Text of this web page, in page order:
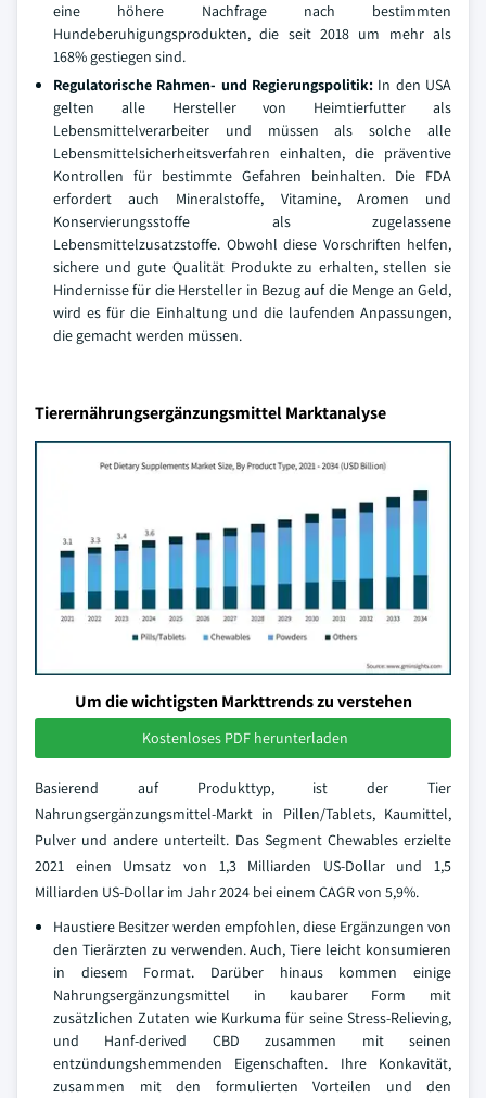
eine höhere Nachfrage nach bestimmten
Hundeberuhigungsprodukten, die seit 2018 um mehr als
168% gestiegen sind.
Regulatorische Rahmen- und Regierungspolitik: In den USA
gelten alle Hersteller von Heimtierfutter als
Lebensmittelverarbeiter und müssen als solche alle
Lebensmittelsicherheitsverfahren einhalten, die präventive
Kontrollen für bestimmte Gefahren beinhalten. Die FDA
erfordert auch Mineralstoffe, Vitamine, Aromen und
Konservierungsstoffe als zugelassene
Lebensmittelzusatzstoffe. Obwohl diese Vorschriften helfen,
sichere und gute Qualität Produkte zu erhalten, stellen sie
Hindernisse für die Hersteller in Bezug auf die Menge an Geld,
wird es für die Einhaltung und die laufenden Anpassungen,
die gemacht werden müssen.
Tierernährungsergänzungsmittel Marktanalyse
Um die wichtigsten Markttrends zu verstehen
Kostenloses PDF herunterladen
Basierend auf Produkttyp, ist der Tier
Nahrungsergänzungsmittel-Markt in Pillen/Tablets, Kaumittel,
Pulver und andere unterteilt. Das Segment Chewables erzielte
2021 einen Umsatz von 1,3 Milliarden US-Dollar und 1,5
Milliarden US-Dollar im Jahr 2024 bei einem CAGR von 5,9%.
Haustiere Besitzer werden empfohlen, diese Ergänzungen von
den Tierärzten zu verwenden. Auch, Tiere leicht konsumieren
in diesem Format. Darüber hinaus kommen einige
Nahrungsergänzungsmittel in kaubarer Form mit
zusätzlichen Zutaten wie Kurkuma für seine Stress-Relieving,
und Hanf-derived CBD zusammen mit seinen
entzündungshemmenden Eigenschaften. Ihre Konkavität,
zusammen mit den formulierten Vorteilen und den